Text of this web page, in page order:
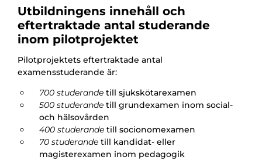
Utbildningens innehåll och
eftertraktade antal studerande
inom pilotprojektet
Pilotprojektets eftertraktade antal
examensstuderande är:
700 studerande till sjukskötarexamen
500 studerande till grundexamen inom social-
och hälsovården
400 studerande till socionomexamen
70 studerande till kandidat- eller
magisterexamen inom pedagogik